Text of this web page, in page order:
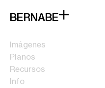
BERNABE
Imágenes
Planos
Recursos
Info